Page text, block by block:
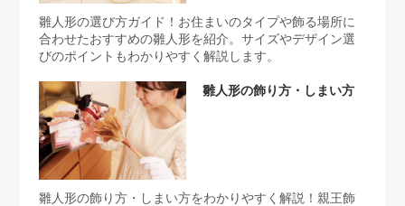
雛人形の選び方ガイド！お住まいのタイプや飾る場所に
合わせたおすすめの雛人形を紹介。サイズやデザイン選
びのポイントもわかりやすく解説します。
雛人形の飾り方・しまい方
雛人形の飾り方・しまい方をわかりやすく解説！親王飾